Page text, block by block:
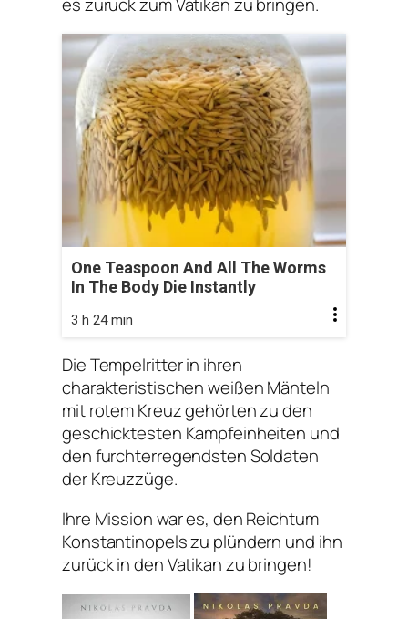
es zurück zum Vatikan zu bringen.
One Teaspoon And All The Worms
In The Body Die Instantly
3 h 24 min
Die Tempelritter in ihren
charakteristischen weißen Mänteln
mit rotem Kreuz gehörten zu den
geschicktesten Kampfeinheiten und
den furchterregendsten Soldaten
der Kreuzzüge.
Ihre Mission war es, den Reichtum
Konstantinopels zu plündern und ihn
zurück in den Vatikan zu bringen!